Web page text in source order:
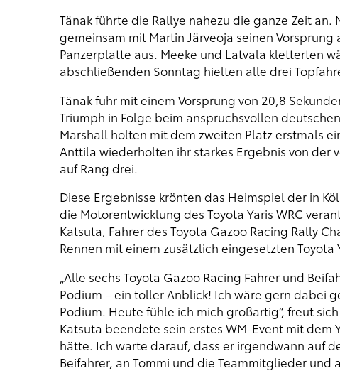
Tänak führte die Rallye nahezu die ganze Zeit
gemeinsam mit Martin Järveoja seinen
Panzerplatte aus. Meeke und Latvala kletterten
abschließenden Sonntag hielten alle drei
Tänak fuhr mit einem Vorsprung von 20,8
Triumph in Folge beim anspruchsvollen
Marshall holten mit dem zweiten Platz erstmals
Anttila wiederholten ihr starkes Ergebnis von
auf Rang drei.
Diese Ergebnisse krönten das Heimspiel der in
die Motorentwicklung des Toyota Yaris WRC
Katsuta, Fahrer des Toyota Gazoo Racing Rally
Rennen mit einem zusätzlich eingesetzten
„Alle sechs Toyota Gazoo Racing Fahrer und
Podium – ein toller Anblick! Ich wäre gern dabei
Podium. Heute fühle ich mich großartig“, freut
Katsuta beendete sein erstes WM-Event mit dem
hätte. Ich warte darauf, dass er irgendwann auf
Beifahrer, an Tommi und die Teammitglieder und